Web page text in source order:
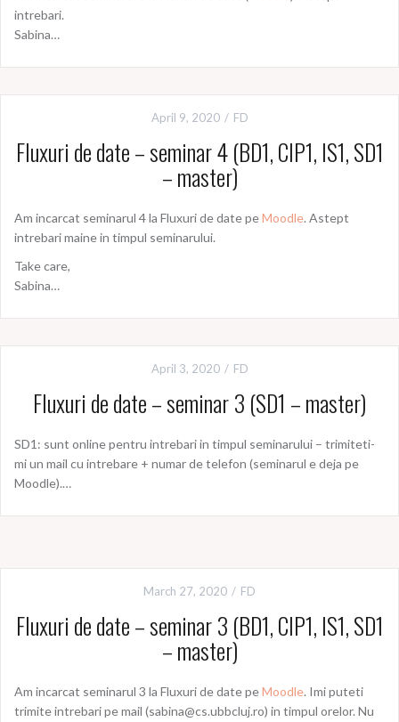
intrebari.
Sabina…
April 9, 2020 FD
Fluxuri de date – seminar 4 (BD1, CIP1, IS1, SD1
– master)
Am incarcat seminarul 4 la Fluxuri de date peMoodle. Astept
intrebari maine in timpul seminarului.
Take care,
Sabina…
April 3, 2020 FD
Fluxuri de date – seminar 3 (SD1 – master)
SD1: sunt online pentru intrebari in timpul seminarului – trimiteti-
mi un mail cu intrebare + numar de telefon (seminarul e deja pe
Moodle).…
March 27, 2020 FD
Fluxuri de date – seminar 3 (BD1, CIP1, IS1, SD1
– master)
Am incarcat seminarul 3 la Fluxuri de date peMoodle. Imi puteti
trimite intrebari pe mail (sabina@cs.ubbcluj.ro) in timpul orelor. Nu